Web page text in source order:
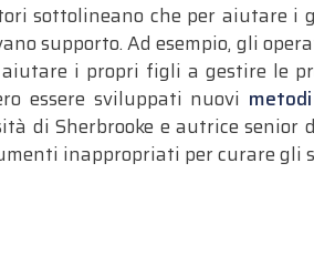
sottolineano che per aiutare i
supporto. Ad esempio, gli
aiutare i propri figli a gestire le
essere sviluppati nuovi
di Sherbrooke e autrice senior
inappropriati per curare gli